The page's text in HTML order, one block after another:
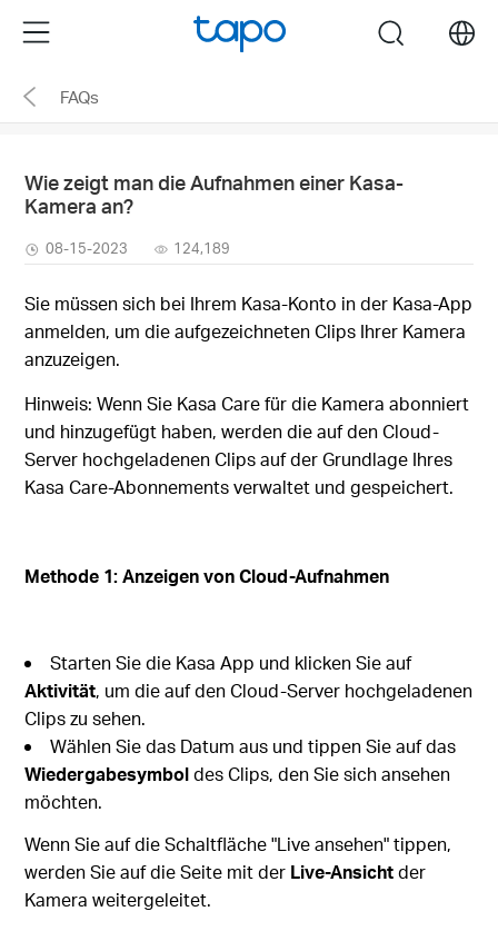
the
navigation
Menu search
FAQs
Wie zeigt man die Aufnahmen einer Kasa-
Kamera an?
08-15-2023 124,189
Sie müssen sich bei Ihrem Kasa-Konto in der Kasa-App
anmelden, um die aufgezeichneten Clips Ihrer Kamera
anzuzeigen.
Hinweis: Wenn Sie Kasa Care für die Kamera abonniert
und hinzugefügt haben, werden die auf den Cloud-
Server hochgeladenen Clips auf der Grundlage Ihres
Kasa Care-Abonnements verwaltet und gespeichert.
Methode 1: Anzeigen von Cloud-Aufnahmen
Starten Sie die Kasa App und klicken Sie auf
Aktivität, um die auf den Cloud-Server hochgeladenen
Clips zu sehen.
Wählen Sie das Datum aus und tippen Sie auf das
Wiedergabesymboldes Clips, den Sie sich ansehen
möchten.
Wenn Sie auf die Schaltfläche "Live ansehen" tippen,
werden Sie auf die Seite mit der Live-Ansichtder
Kamera weitergeleitet.